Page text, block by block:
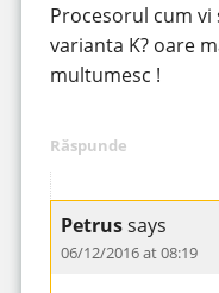
Procesorul cum vi
varianta K? oare
multumesc !
Răspunde
Petrussays
06/12/2016 at 08:19